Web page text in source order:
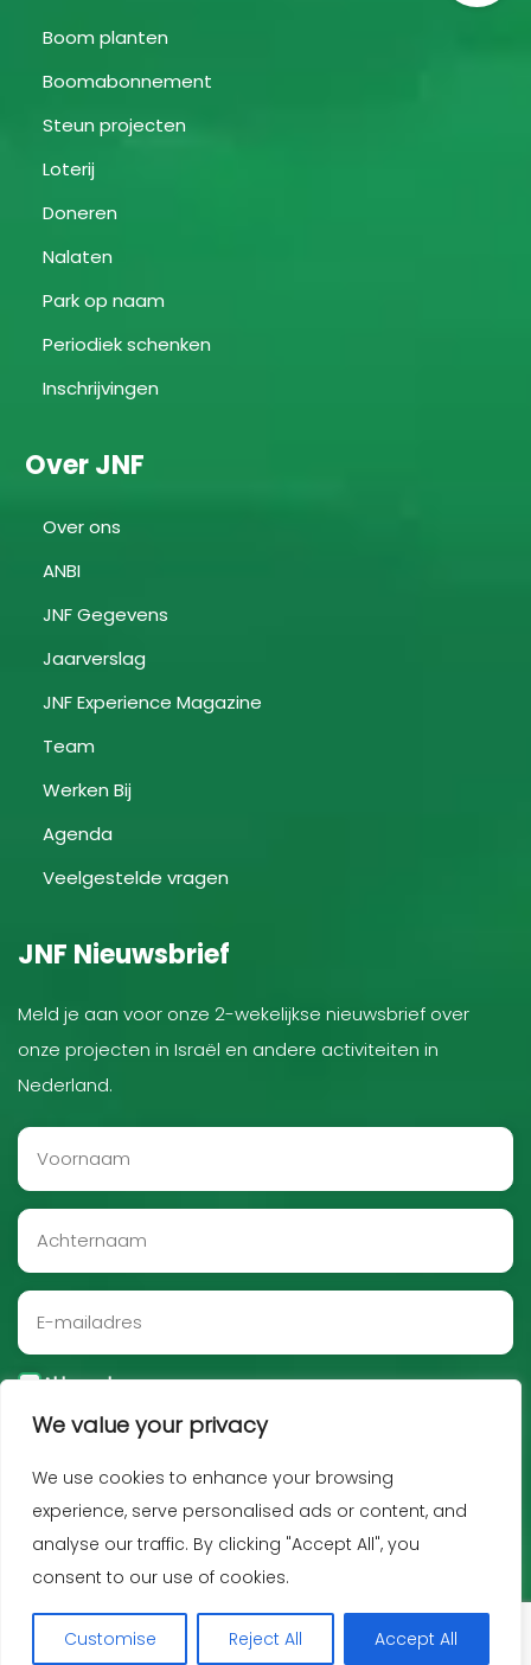
We value your privacy
We use cookies to enhance your browsing
experience, serve personalised ads or content, and
analyse our traffic. By clicking "Accept All", you
consent to our use of cookies.
Customise Reject All Accept All
Boom planten
Boomabonnement
Steun projecten
Loterij
Doneren
Nalaten
Park op naam
Periodiek schenken
Inschrijvingen
Over JNF
Over ons
ANBI
JNF Gegevens
Jaarverslag
JNF Experience Magazine
Team
Werken Bij
Agenda
Veelgestelde vragen
JNF Nieuwsbrief
Meld je aan voor onze 2-wekelijkse nieuwsbrief over
onze projecten in Israël en andere activiteiten in
Nederland.
Akkoord
Privacy policy Disclaimer